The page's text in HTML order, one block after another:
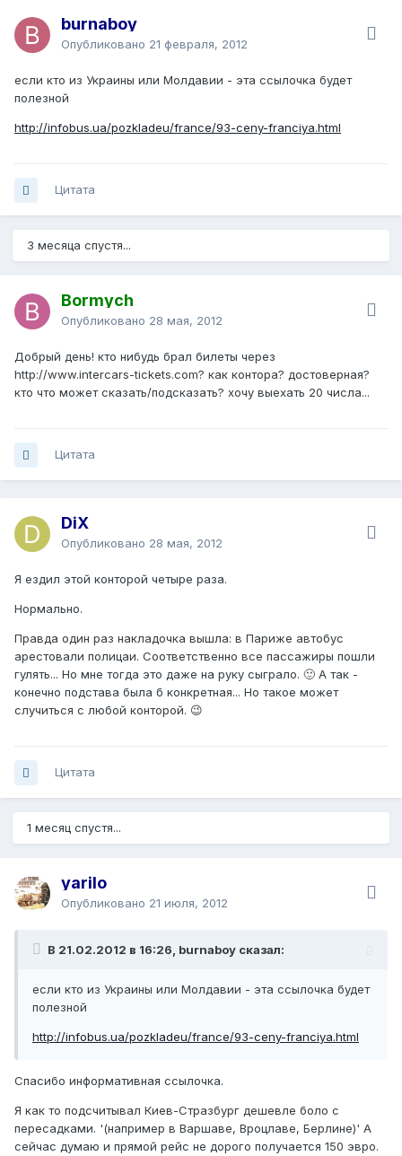
burnaboy
Опубликовано 21 февраля, 2012
если кто из Украины или Молдавии - эта ссылочка будет
полезной
http://infobus.ua/pozkladeu/france/93-ceny-franciya.html
Цитата
3 месяца спустя...
Bormych
Опубликовано 28 мая, 2012
Добрый день! кто нибудь брал билеты через
http://www.intercars-tickets.com? как контора? достоверная?
кто что может сказать/подсказать? хочу выехать 20 числа...
Цитата
DiX
Опубликовано 28 мая, 2012
Я ездил этой конторой четыре раза.
Нормально.
Правда один раз накладочка вышла: в Париже автобус
арестовали полицаи. Соответственно все пассажиры пошли
гулять... Но мне тогда это даже на руку сыграло. 🙂 А так -
конечно подстава была б конкретная... Но такое может
случиться с любой конторой. 😉
Цитата
1 месяц спустя...
yarilo
Опубликовано 21 июля, 2012
В 21.02.2012 в 16:26, burnaboy сказал:
если кто из Украины или Молдавии - эта ссылочка будет
полезной
http://infobus.ua/pozkladeu/france/93-ceny-franciya.html
Спасибо информативная ссылочка.
Я как то подсчитывал Киев-Стразбург дешевле боло с
пересадками. '(например в Варшаве, Вроцлаве, Берлине)' А
сейчас думаю и прямой рейс не дорого получается 150 эвро.